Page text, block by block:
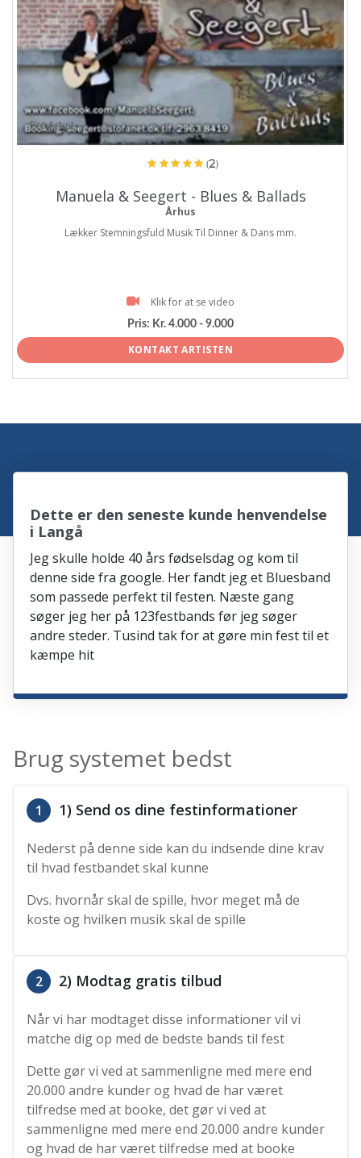
ProArtist
(2)
Manuela & Seegert - Blues & Ballads
Århus
Lækker Stemningsfuld Musik Til Dinner & Dans mm.
Klik for at se video
Pris: Kr. 4.000 - 9.000
KONTAKT ARTISTEN
Dette er den seneste kunde henvendelse
i Langå
Jeg skulle holde 40 års fødselsdag og kom til
denne side fra google. Her fandt jeg et Bluesband
som passede perfekt til festen. Næste gang
søger jeg her på 123festbands før jeg søger
andre steder. Tusind tak for at gøre min fest til et
kæmpe hit
Brug systemet bedst
1 1) Send os dine festinformationer
Nederst på denne side kan du indsende dine krav
til hvad festbandet skal kunne
Dvs. hvornår skal de spille, hvor meget må de
koste og hvilken musik skal de spille
2 2) Modtag gratis tilbud
Når vi har modtaget disse informationer vil vi
matche dig op med de bedste bands til fest
Dette gør vi ved at sammenligne med mere end
20.000 andre kunder og hvad de har været
tilfredse med at booke, det gør vi ved at
sammenligne med mere end 20.000 andre kunder
og hvad de har været tilfredse med at booke